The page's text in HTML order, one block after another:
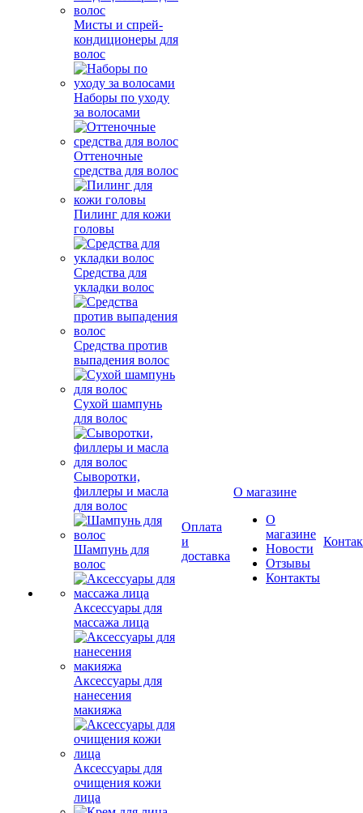
Мисты и спрей-
кондиционеры для
волос
Наборы по уходу
за волосами
Оттеночные
средства для волос
Пилинг для кожи
головы
Средства для
укладки волос
Средства против
выпадения волос
Сухой шампунь
для волос
Сыворотки,
филлеры и масла
для волос
Шампунь для
волос
Аксессуары для
массажа лица
Аксессуары для
нанесения
макияжа
Аксессуары для
очищения кожи
лица
Оплата
и
доставка
О магазине
О
магазине
Новости
Отзывы
Контакты